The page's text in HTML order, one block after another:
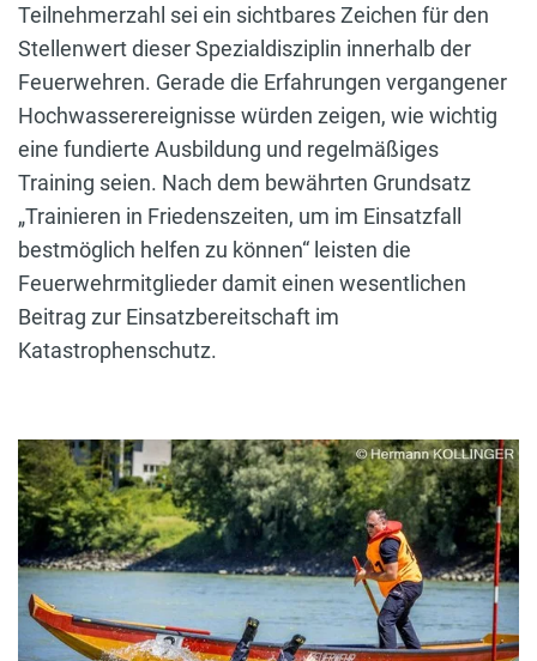
Teilnehmerzahl sei ein sichtbares Zeichen für den
Stellenwert dieser Spezialdisziplin innerhalb der
Feuerwehren. Gerade die Erfahrungen vergangener
Hochwasserereignisse würden zeigen, wie wichtig
eine fundierte Ausbildung und regelmäßiges
Training seien. Nach dem bewährten Grundsatz
„Trainieren in Friedenszeiten, um im Einsatzfall
bestmöglich helfen zu können“ leisten die
Feuerwehrmitglieder damit einen wesentlichen
Beitrag zur Einsatzbereitschaft im
Katastrophenschutz.